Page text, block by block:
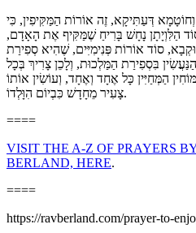
דְּעַתִּיקָא, זֶה אוֹרוֹת הַמַּקִּיפִין, כִּי
הַלִּוְיָתָן נָחָשׁ בָּרִיחַ שֶׁמַּקִּיף אֶת הָאָדָם,
סוֹד אוֹרוֹת פְּנִימִיִּים, שֶׁהִיא סְפִירַת
בִּסְפִירַת הַמַּלְכוּת, וְלָכֵן צָרִיךְ בְּכָל
הַמְּחַיִּין כָּל אֶחָד וְאֶחָד, וְעוֹשִׂין אוֹתוֹ
צָעִיר מֵחָדָשׁ כִּבְיוֹם הִוָּלְדוֹ.
====
VISIT THE A-Z OF PRAYERS
BERLAND, HERE.
====
https://ravberland.com/prayer-to-